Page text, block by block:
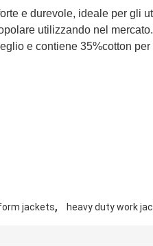
e durevole, ideale per gli
utilizzando nel
e contiene 35%cotton
jackets, heavy duty work